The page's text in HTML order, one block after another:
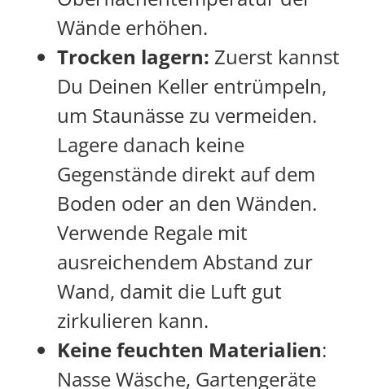
Wände erhöhen.
Trocken lagern: Zuerst kannst
Du Deinen Keller entrümpeln,
um Staunässe zu vermeiden.
Lagere danach keine
Gegenstände direkt auf dem
Boden oder an den Wänden.
Verwende Regale mit
ausreichendem Abstand zur
Wand, damit die Luft gut
zirkulieren kann.
Keine feuchten Materialien:
Nasse Wäsche, Gartengeräte